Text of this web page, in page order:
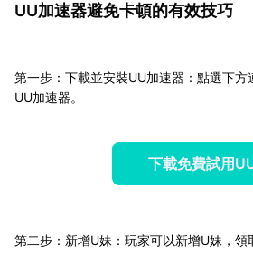
UU加速器避免卡頓的有效技巧
第一步：下載並安裝UU加速器：點選下方
UU加速器。
下載免費試用
第二步：新增U妹：玩家可以新增U妹，領